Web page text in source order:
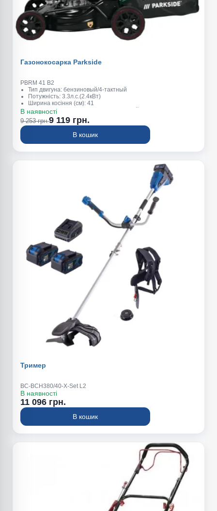
Газонокосарка Parkside
PBRM 41 B2
Тип двигуна: бензиновый/4-тактный
Потужність: 3.3л.с.(2.4кВт)
Ширина косіння (см): 41
Висота косіння (мм): 25-75 (7положений)
Об'єм травозбірника (л): 45
В наявності
9 253 грн.9 119 грн.
В кошик
Тример
ВС-BCH380/40-X-Set L2
В наявності
11 096 грн.
В кошик